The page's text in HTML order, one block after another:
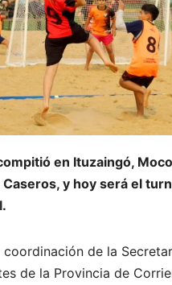
en Ituzaingó,
y hoy será el
coordinación de la
de la Provincia de